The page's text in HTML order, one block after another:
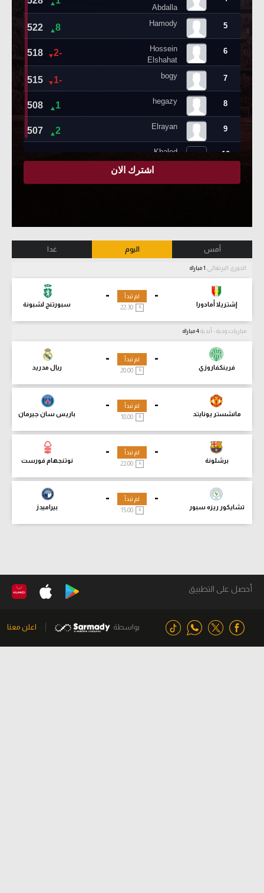
أمس اليوم غدا
الدوري البرتغالي
-
إشتريلا أمادورا
-
سبورتنج لشبونة
لم تبدأ
مباريات ودية - أندية
-
فرينكفاروزي
-
ريال مدريد
لم تبدأ
-
مانشستر يونايتد
-
باريس سان جيرمان
لم تبدأ
18:00
-
برشلونة
-
نوتنجهام فورست
لم تبدأ
-
تشايكور ريزه سبور
-
بيراميدز
لم تبدأ
15:00
أحصل على التطبيق
بواسطة اعلن معنا